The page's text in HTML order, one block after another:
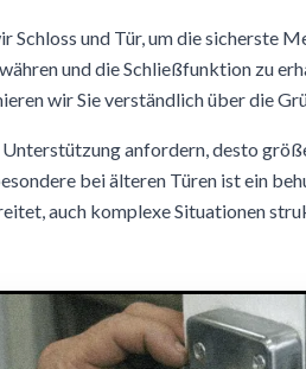
Schloss und Tür, um die sicherste
und die Schließfunktion zu
wir Sie verständlich über die
anfordern, desto
bei älteren Türen ist ein
auch komplexe Situationen